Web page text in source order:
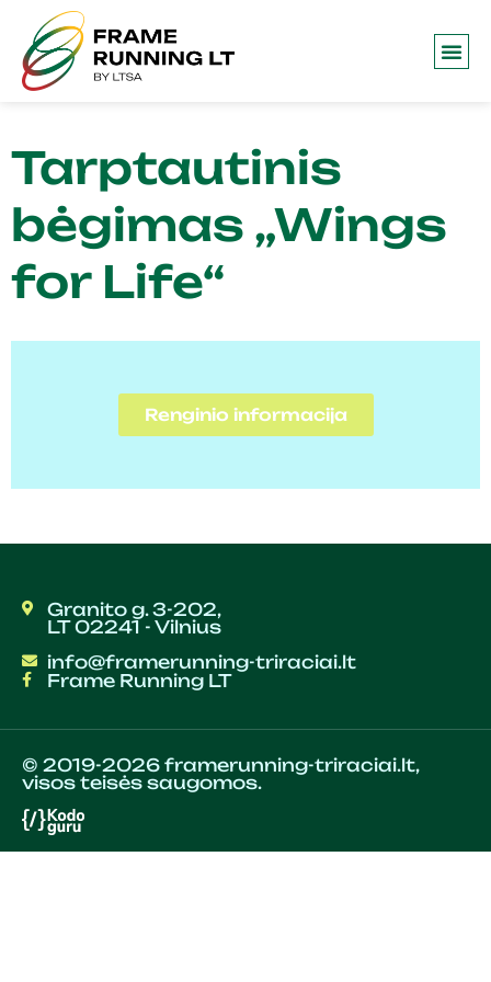
Tarptautinis
bėgimas „Wings
for Life“
Renginio informacija
Granito g. 3-202,
LT 02241 - Vilnius
info@framerunning-triraciai.lt
Frame Running LT
© 2019-2026 framerunning-triraciai.lt,
visos teisės saugomos.